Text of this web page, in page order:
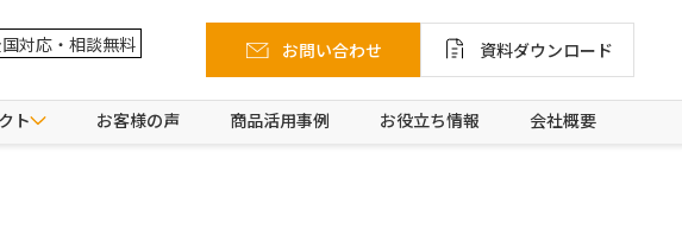
対応・相談無料 お問い合わせ 資料ダウンロード
ト お客様の声 商品活用事例 お役立ち情報 会社概要